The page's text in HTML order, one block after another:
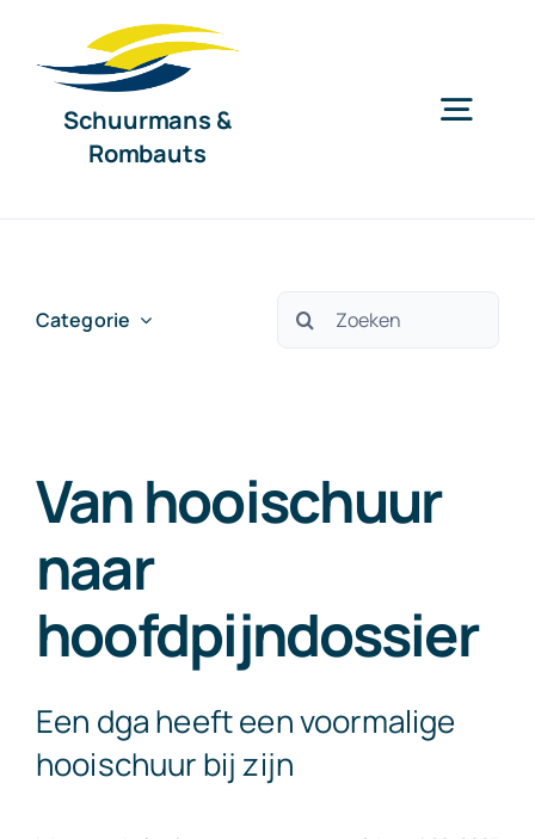
naar
Schuurmans &
Rombauts
Nieuws
Neem contact op!
Categorie
Zoeken
Van hooischuur
naar
hoofdpijndossier
Een dga heeft een voormalige
hooischuur bij zijn